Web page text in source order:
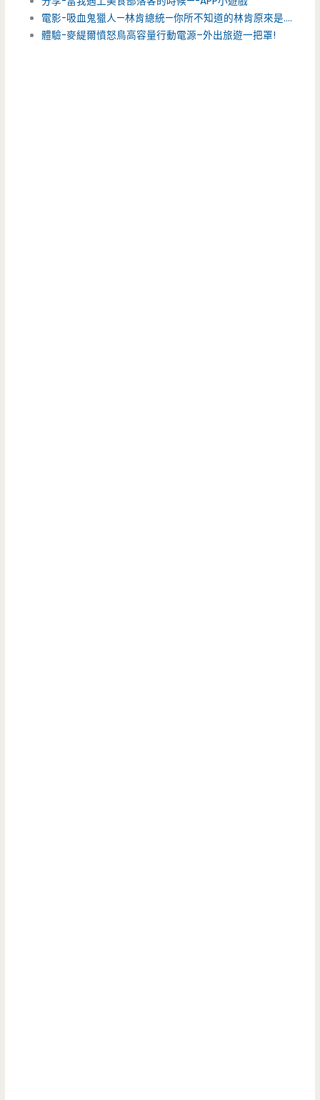
電影-吸血鬼獵人—林肯總統—你所不知道的林肯原來是….
體驗-麥緹爾憤怒鳥高容量行動電源–外出旅遊一把罩!